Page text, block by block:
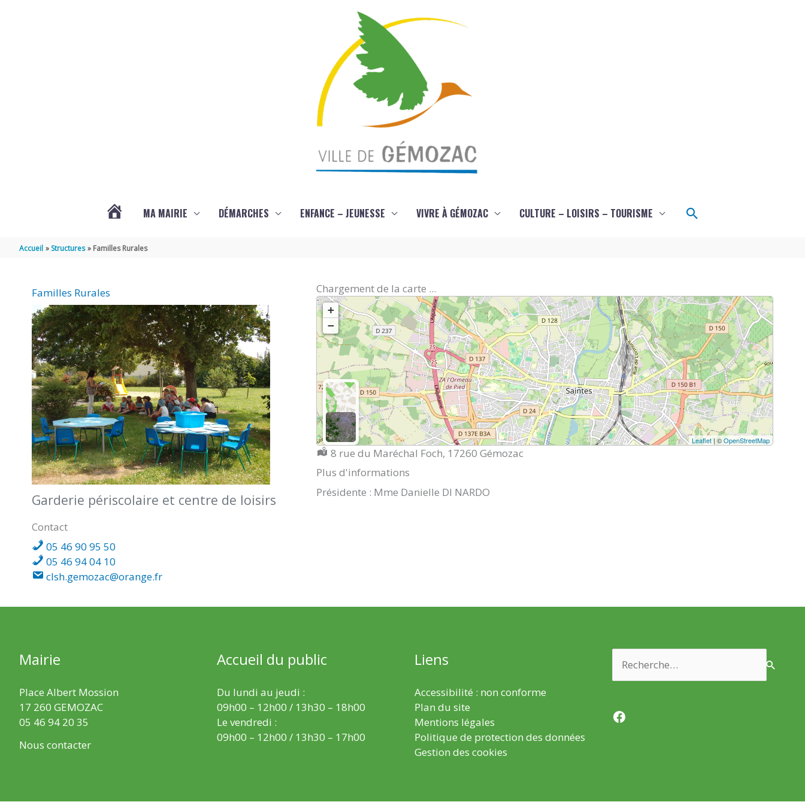
MA MAIRIE DÉMARCHES ENFANCE – JEUNESSE VIVRE À GÉMOZAC CULTURE – LOISIRS – TOURISME Rechercher
Accueil Structures Familles Rurales
Familles Rurales
Garderie périscolaire et centre de loisirs
Contact
05 46 90 95 50
05 46 94 04 10
clsh.gemozac@orange.fr
Chargement de la carte ...
+
−
Leaflet| ©OpenStreetMap
Localisation :
8 rue du Maréchal Foch, 17260 Gémozac
Plus d'informations
Présidente : Mme Danielle DI NARDO
Mairie
Place Albert Mossion
17 260 GEMOZAC
05 46 94 20 35
Nous contacter
Accueil du public
Du lundi au jeudi :
09h00 – 12h00 / 13h30 – 18h00
Le vendredi :
09h00 – 12h00 / 13h30 – 17h00
Liens
Accessibilité : non conforme
Plan du site
Mentions légales
Politique de protection des données
Gestion des cookies
Facebook